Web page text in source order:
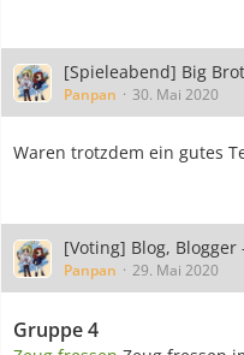
[Spieleabend] Big
Panpan 30. Mai 2020
Waren trotzdem ein gutes
[Voting] Blog, Blogger
Panpan 29. Mai 2020
Gruppe 4